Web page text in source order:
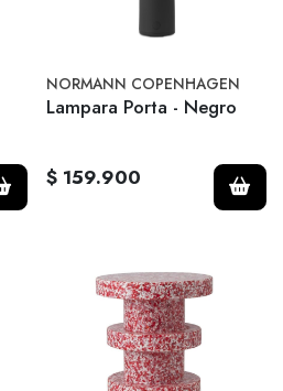
NORMANN COPENHAGEN
Lampara Porta - Negro
$ 159.900